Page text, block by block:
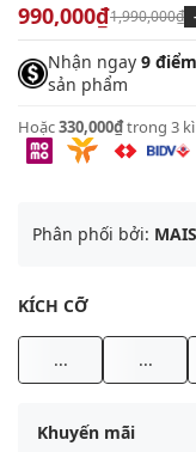
990,000₫1,990,000₫
Nhận ngay 9
sản phẩm
Hoặc330,000₫trong 3
Phân phối bởi:
KÍCH CỠ
... ...
Khuyến mãi